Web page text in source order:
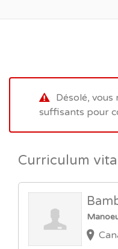
Désolé, vous
suffisants pour
Curriculum